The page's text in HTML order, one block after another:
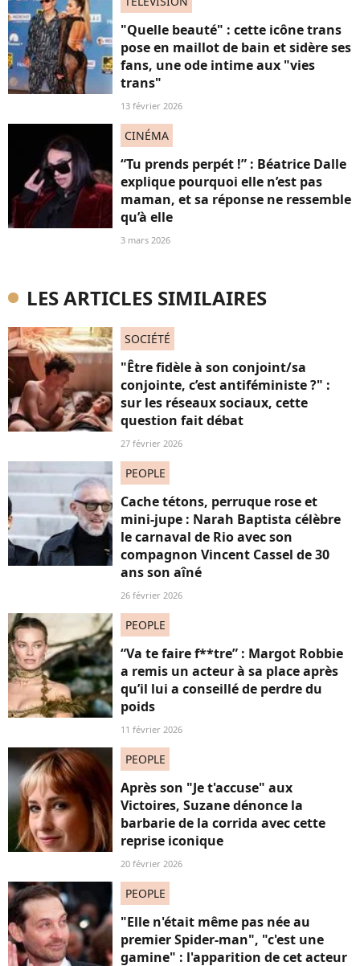
"Quelle beauté" : cette icône trans
pose en maillot de bain et sidère ses
fans, une ode intime aux "vies
trans"
13 février 2026
CINÉMA
“Tu prends perpét !” : Béatrice Dalle
explique pourquoi elle n’est pas
maman, et sa réponse ne ressemble
qu’à elle
3 mars 2026
LES ARTICLES SIMILAIRES
SOCIÉTÉ
"Être fidèle à son conjoint/sa
conjointe, c’est antiféministe ?" :
sur les réseaux sociaux, cette
question fait débat
27 février 2026
PEOPLE
Cache tétons, perruque rose et
mini-jupe : Narah Baptista célèbre
le carnaval de Rio avec son
compagnon Vincent Cassel de 30
ans son aîné
26 février 2026
PEOPLE
“Va te faire f**tre” : Margot Robbie
a remis un acteur à sa place après
qu’il lui a conseillé de perdre du
poids
11 février 2026
PEOPLE
Après son "Je t'accuse" aux
Victoires, Suzane dénonce la
barbarie de la corrida avec cette
reprise iconique
20 février 2026
PEOPLE
"Elle n'était même pas née au
premier Spider-man", "c'est une
gamine" : l'apparition de cet acteur